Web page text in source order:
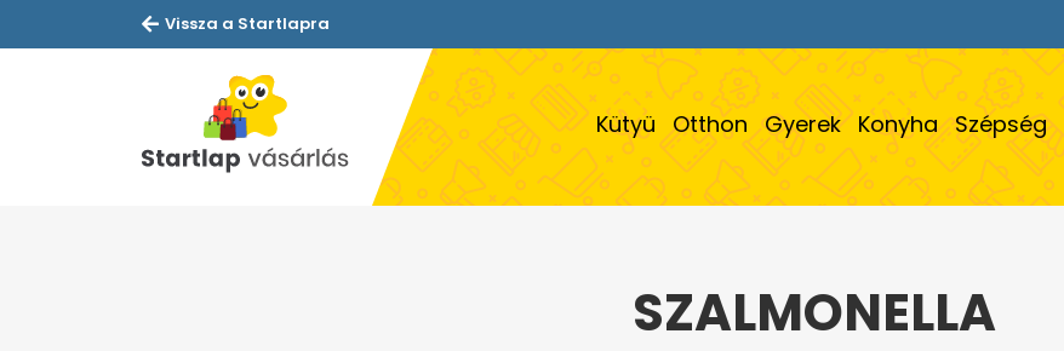
Vissza a Startlapra
Kütyü Otthon Gyerek Konyha Szépség
SZALMONELLA